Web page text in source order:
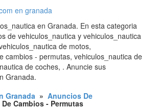
en Granada. En esta categoria
de vehiculos_nautica y vehiculos_nautica
de motos,
cambios - permutas, vehiculos_nautica de
de coches, . Anuncie sus
Granada.
Granada » Anuncios De
De Cambios - Permutas